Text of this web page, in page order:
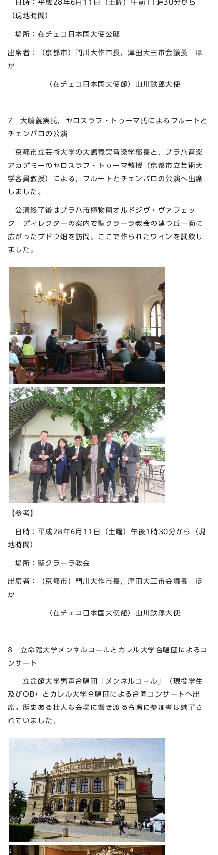
日時：平成28年6月11日（土曜）午前11時30分から
（現地時間）
場所：在チェコ日本国大使公邸
出席者：（京都市）門川大作市長，津田大三市会議長 ほ
か
（在チェコ日本国大使館）山川鉄郎大使
7 大嶋義実氏，ヤロスラフ・トゥーマ氏によるフルートと
チェンバロの公演
京都市立芸術大学の大嶋義実音楽学部長と，プラハ音楽
アカデミーのヤロスラフ・トゥーマ教授（京都市立芸術大
学客員教授）による，フルートとチェンバロの公演へ出席
しました。
公演終了後はプラハ市植物園オルドジヴ・ヴァフェッ
ク ディレクターの案内で聖クラーラ教会の建つ丘一面に
広がったブドウ畑を訪問。ここで作られたワインを試飲し
ました。
【参考】
日時：平成28年6月11日（土曜）午後1時30分から（現
地時間）
場所：聖クラーラ教会
出席者：（京都市）門川大作市長，津田大三市会議長 ほ
か
（在チェコ日本国大使館）山川鉄郎大使
8 立命館大学メンネルコールとカレル大学合唱団によるコ
ンサート
立命館大学男声合唱団「メンネルコール」（現役学生
及びOB）とカレル大学合唱団による合同コンサートへ出
席。歴史ある壮大な会場に響き渡る合唱に参加者は魅了さ
れていました。